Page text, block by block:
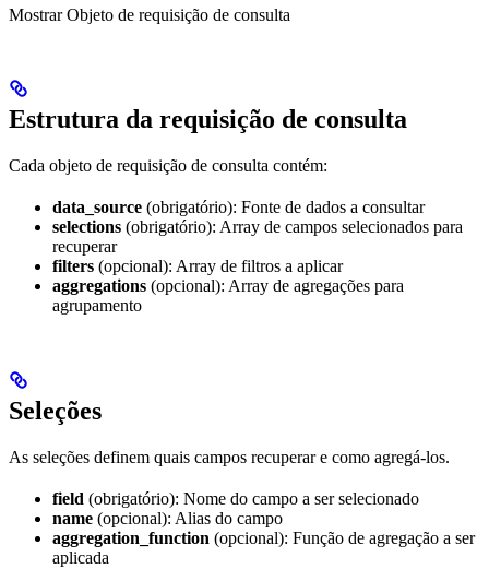
Mostrar Objeto de requisição de consulta
Estrutura da requisição de consulta
Cada objeto de requisição de consulta contém:
data_source (obrigatório): Fonte de dados a consultar
selections (obrigatório): Array de campos selecionados para
recuperar
filters (opcional): Array de filtros a aplicar
aggregations (opcional): Array de agregações para
agrupamento
Seleções
As seleções definem quais campos recuperar e como agregá-los.
field (obrigatório): Nome do campo a ser selecionado
name (opcional): Alias do campo
aggregation_function (opcional): Função de agregação a ser
aplicada